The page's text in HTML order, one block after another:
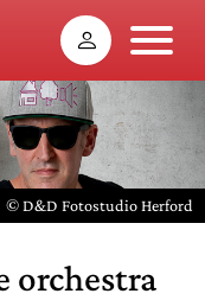
© D&D Fotostudio Herford
orchestra